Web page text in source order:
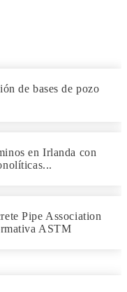
de bases de pozo
en Irlanda con
Pipe Association
ASTM